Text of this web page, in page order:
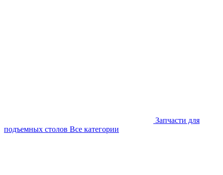
Запчасти для
подъемных столов Все категории